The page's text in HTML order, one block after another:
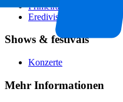
Primeira Liga
Eredivisie
Shows & festivals
Konzerte
Mehr Informationen